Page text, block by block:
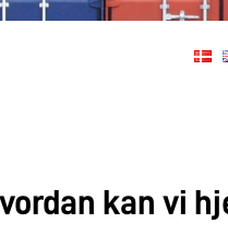
kan vi